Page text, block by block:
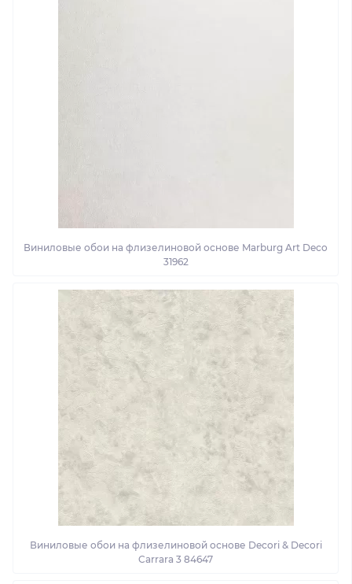
Виниловые обои на флизелиновой основе Marburg Art Deco
31962
Виниловые обои на флизелиновой основе Decori & Decori
Carrara 3 84647